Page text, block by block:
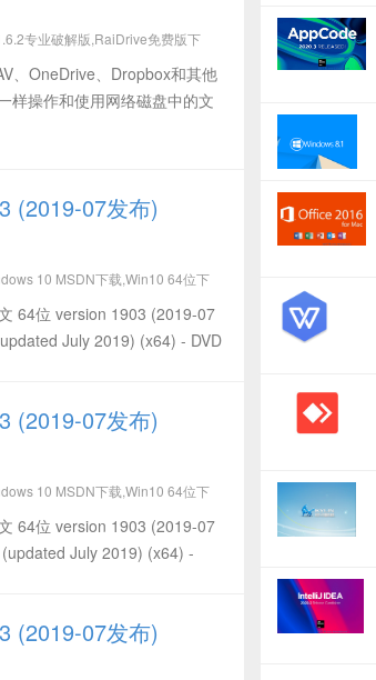
专业破解版,RaiDrive免费版下
、OneDrive、Dropbox和其他
样操作和使用网络磁盘中的文
(2019-07发布)
10 MSDN下载,Win10 64位下
64位 version 1903 (2019-07
July 2019) (x64) - DVD
(2019-07发布)
10 MSDN下载,Win10 64位下
64位 version 1903 (2019-07
July 2019) (x64) -
(2019-07发布)